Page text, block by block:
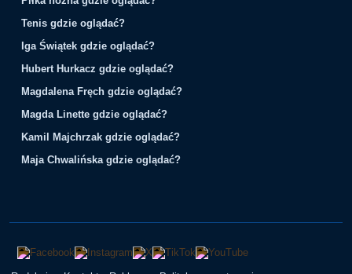
Tenis gdzie oglądać?
Iga Świątek gdzie oglądać?
Hubert Hurkacz gdzie oglądać?
Magdalena Fręch gdzie oglądać?
Magda Linette gdzie oglądać?
Kamil Majchrzak gdzie oglądać?
Maja Chwalińska gdzie oglądać?